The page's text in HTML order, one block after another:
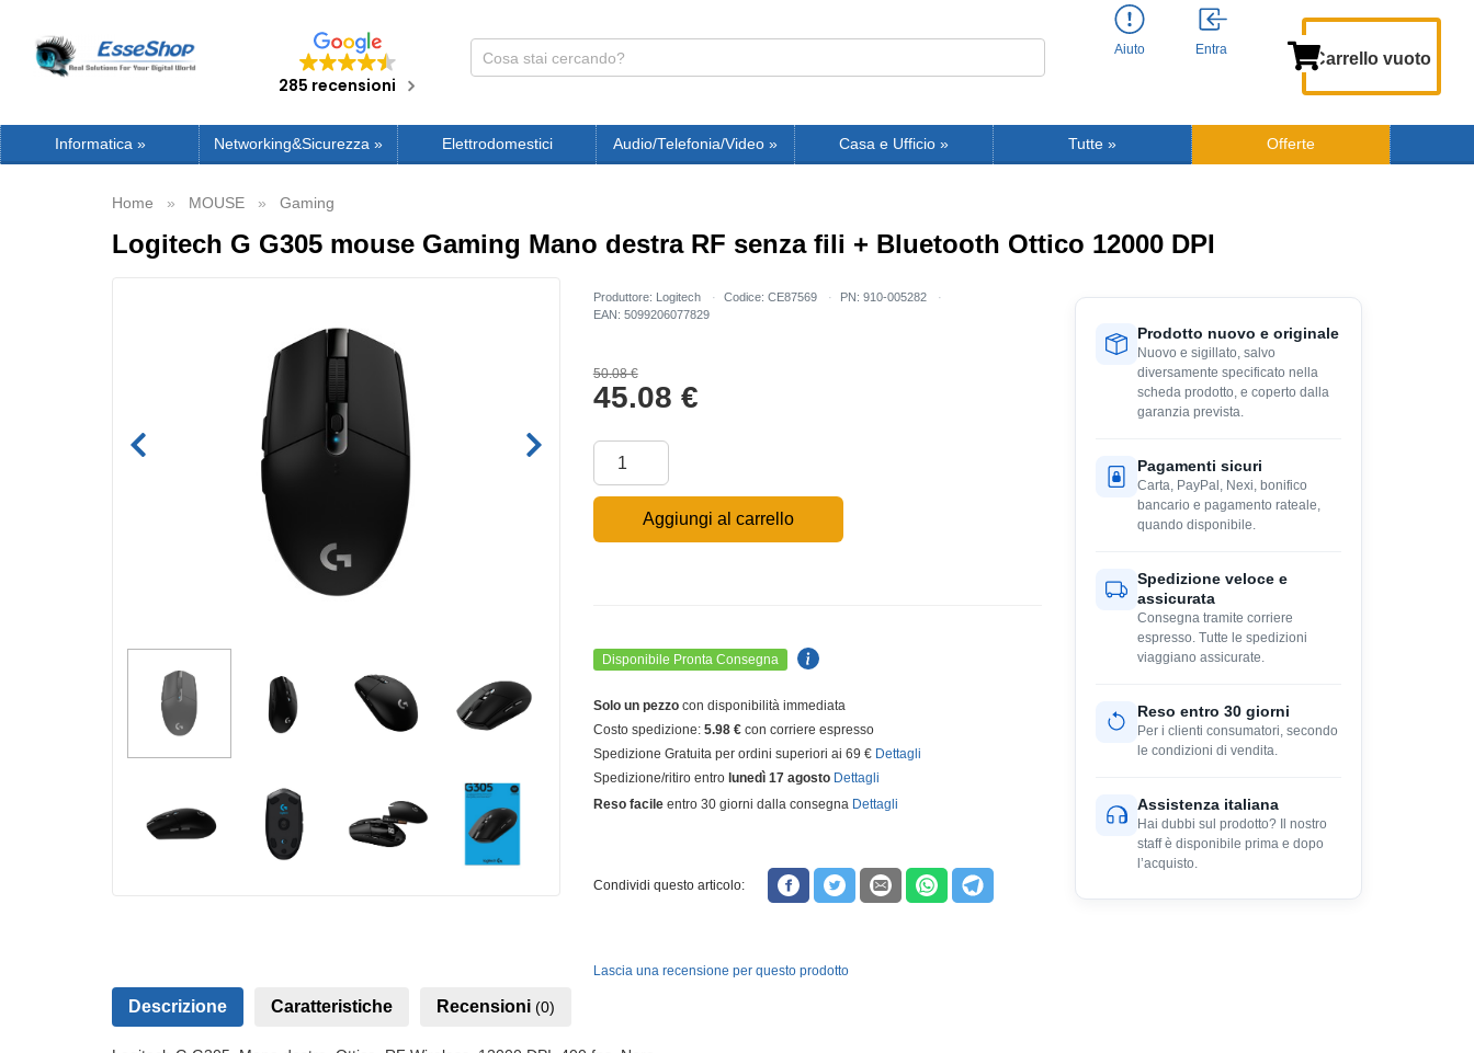
285 recensioni
Aiuto Entra Carrello vuoto
Informatica» Networking&Sicurezza » Elettrodomestici Audio/Telefonia/Video » Casa e Ufficio » Tutte » Offerte
Home MOUSE Gaming
Logitech G G305 mouse Gaming Mano destra RF senza fili + Bluetooth Ottico 12000 DPI
Produttore: Logitech Codice: CE87569
PN: 910-005282
EAN: 5099206077829
50.08 €
45.08 €
Aggiungi al carrello
Disponibile Pronta Consegna
Solo un pezzocon disponibilità immediata
Costo spedizione: 5.98 € con corriere espresso
Spedizione Gratuita per ordini superiori ai 69 € Dettagli
Spedizione/ritiro entro lunedì 17 agosto Dettagli
Reso facileentro 30 giorni dalla consegna Dettagli
Condividi questo articolo:
Lascia una recensione per questo prodotto
Prodotto nuovo e originale
Nuovo e sigillato, salvo
diversamente specificato nella
scheda prodotto, e coperto dalla
garanzia prevista.
Pagamenti sicuri
Carta, PayPal, Nexi, bonifico
bancario e pagamento rateale,
quando disponibile.
Spedizione veloce e
assicurata
Consegna tramite corriere
espresso. Tutte le spedizioni
viaggiano assicurate.
Reso entro 30 giorni
Per i clienti consumatori, secondo
le condizioni di vendita.
Assistenza italiana
Hai dubbi sul prodotto? Il nostro
staff è disponibile prima e dopo
l’acquisto.
Descrizione Caratteristiche Recensioni (0)